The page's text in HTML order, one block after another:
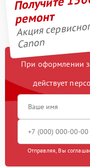
ремонт
Акция
Canon
При оформлении
действует
Отправляя, Вы